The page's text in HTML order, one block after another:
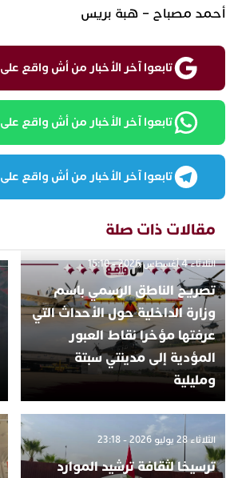
أحمد مصباح – هبة بريس
تابعوا آخر الأخبار من أش واقع على Google News
تابعوا آخر الأخبار من أش واقع على WhatsApp
تابعوا آخر الأخبار من أش واقع على Telegram
مقالات ذات صلة
الثلاثاء 4 أغسطس 2026 - 15:10
تصريح الناطق الرسمي باسم
وزارة الداخلية حول الأحداث التي
عرفتها مؤخرا نقاط العبور
المؤدية إلى مدينتي سبتة
ومليلية
الثلاثاء 28 يوليو 2026 - 23:18
ترسيخا لثقافة ترشيد الموارد